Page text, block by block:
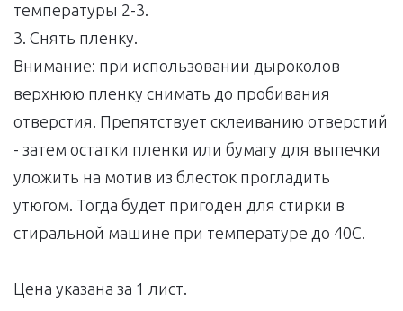
температуры 2-3.
3. Снять пленку.
Внимание: при использовании дыроколов
верхнюю пленку снимать до пробивания
отверстия. Препятствует склеиванию отверстий
- затем остатки пленки или бумагу для выпечки
уложить на мотив из блесток прогладить
утюгом. Тогда будет пригоден для стирки в
стиральной машине при температуре до 40С.
Цена указана за 1 лист.